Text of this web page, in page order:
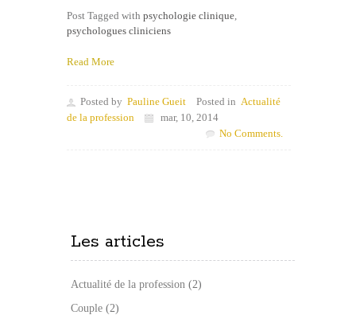
Post Tagged with psychologie clinique,
psychologues cliniciens
Read More
Posted by Pauline Gueit Posted in Actualité
de la profession
mar, 10, 2014
No Comments.
Les articles
Actualité de la profession (2)
Couple (2)